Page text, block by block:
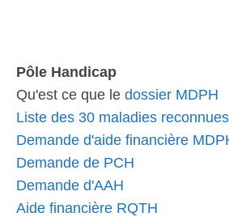
Pôle Handicap
Qu'est ce que le dossier MDPH
Liste des 30 maladies
Demande d'aide financière
Demande de PCH
Demande d'AAH
Aide financière RQTH